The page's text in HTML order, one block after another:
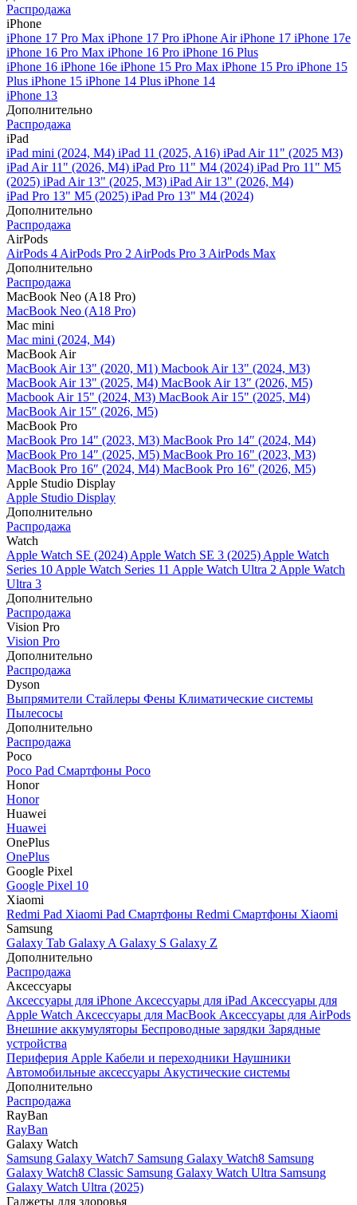
Распродажа
iPhone
iPhone 17 Pro Max iPhone 17 Pro iPhone AiriPhone 17 iPhone 17e
iPhone 16 Pro Max iPhone 16 Pro iPhone 16 Plus
iPhone 16 iPhone 16e iPhone 15 Pro Max iPhone 15 Pro iPhone 15
Plus iPhone 15 iPhone 14 Plus iPhone 14
iPhone 13
Дополнительно
Распродажа
iPad
iPad mini (2024, M4) iPad 11 (2025, A16) iPad Air 11" (2025 M3)
iPad Air 11" (2026, M4) iPad Pro 11" M4 (2024) iPad Pro 11" M5
(2025) iPad Air 13" (2025, M3) iPad Air 13" (2026, M4)
iPad Pro 13" M5 (2025) iPad Pro 13" M4 (2024)
Дополнительно
Распродажа
AirPods
AirPods 4 AirPods Pro 2 AirPods Pro 3 AirPods Max
Дополнительно
Распродажа
MacBook Neo (A18 Pro)
MacBook Neo (A18 Pro)
Mac mini
Mac mini (2024, M4)
MacBook Air
MacBook Air 13" (2020, M1) Macbook Air 13" (2024, M3)
MacBook Air 13" (2025, M4) MacBook Air 13″ (2026, M5)
Macbook Air 15" (2024, M3) MacBook Air 15" (2025, M4)
MacBook Air 15″ (2026, M5)
MacBook Pro
MacBook Pro 14" (2023, M3) MacBook Pro 14″ (2024, M4)
MacBook Pro 14″ (2025, M5) MacBook Pro 16" (2023, M3)
MacBook Pro 16″ (2024, M4) MacBook Pro 16" (2026, M5)
Apple Studio Display
Apple Studio Display
Дополнительно
Распродажа
Watch
Apple Watch SE (2024) Apple Watch SE 3 (2025) Apple Watch
Series 10 Apple Watch Series 11 Apple Watch Ultra 2 Apple Watch
Ultra 3
Дополнительно
Распродажа
Vision Pro
Vision Pro
Дополнительно
Распродажа
Dyson
Выпрямители Стайлеры Фены Климатические системы
Пылесосы
Дополнительно
Распродажа
Poco
Poco Pad Смартфоны Poco
Honor
Honor
Huawei
Huawei
OnePlus
OnePlus
Google Pixel
Google Pixel 10
Xiaomi
Redmi Pad Xiaomi Pad Смартфоны Redmi Смартфоны Xiaomi
Samsung
Galaxy Tab Galaxy A Galaxy S Galaxy Z
Дополнительно
Распродажа
Аксессуары
Аксессуары для iPhone Аксессуары для iPad Аксессуары для
Apple Watch Аксессуары для MacBook Аксессуары для AirPods
Внешние аккумуляторы Беспроводные зарядки Зарядные
устройства
Периферия Apple Кабели и переходники Наушники
Автомобильные аксессуары Акустические системы
Дополнительно
Распродажа
RayBan
RayBan
Galaxy Watch
Samsung Galaxy Watch7 Samsung Galaxy Watch8 Samsung
Galaxy Watch8 Classic Samsung Galaxy Watch Ultra Samsung
Galaxy Watch Ultra (2025)
Гаджеты для здоровья